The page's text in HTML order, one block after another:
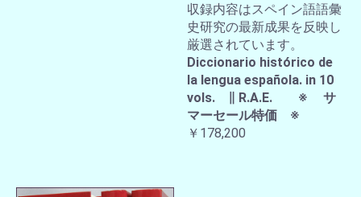
収録内容はスペイン語語彙
史研究の最新成果を反映し
厳選されています。
Diccionario histórico de
la lengua española. in 10
vols. ∥ R.A.E. ※ サ
マーセール特価 ※
￥178,200